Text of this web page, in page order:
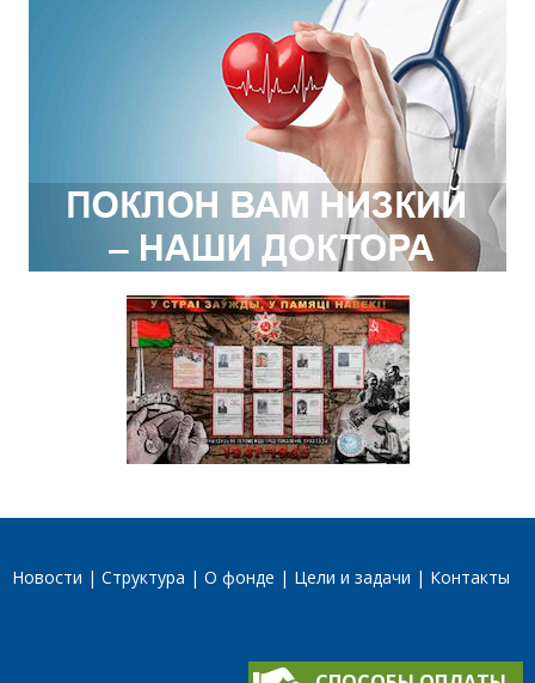
Новости Структура О фонде Цели и задачи Контакты